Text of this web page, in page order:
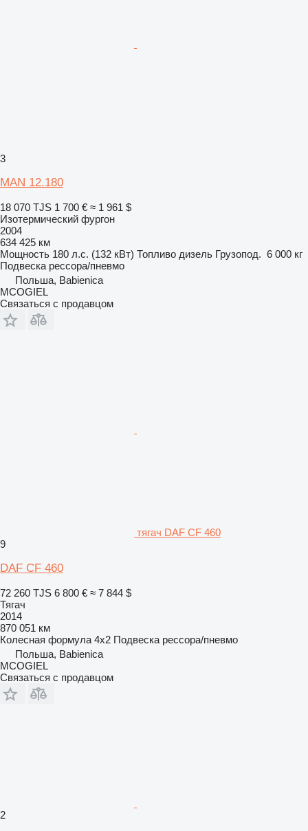
3
MAN 12.180
18 070 TJS 1 700 € ≈ 1 961 $
Изотермический фургон
2004
634 425 км
Мощность 180 л.с. (132 кВт) Топливо дизель Грузопод. 6 000 кг
Подвеска рессора/пневмо
Польша, Babienica
MCOGIEL
Связаться с продавцом
тягач DAF CF 460
9
DAF CF 460
72 260 TJS 6 800 € ≈ 7 844 $
Тягач
2014
870 051 км
Колесная формула 4x2 Подвеска рессора/пневмо
Польша, Babienica
MCOGIEL
Связаться с продавцом
2